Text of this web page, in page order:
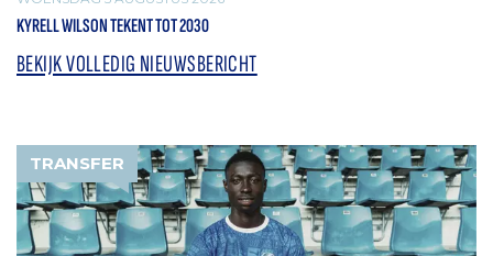
KYRELL WILSON TEKENT TOT 2030
BEKIJK VOLLEDIG NIEUWSBERICHT
TRANSFER